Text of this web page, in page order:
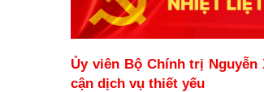
Ủy viên Bộ Chính trị
cận dịch vụ thiết yếu